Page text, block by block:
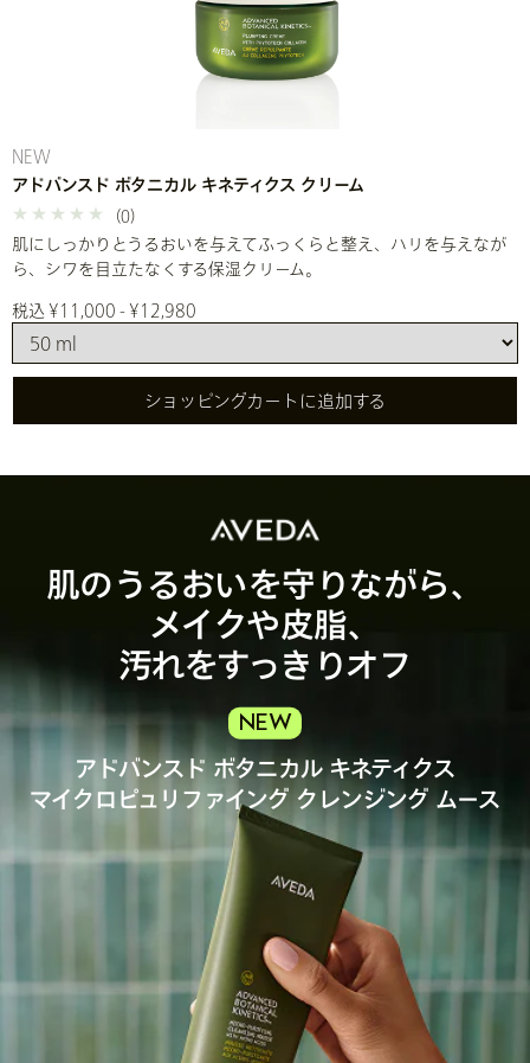
NEW
アドバンスド ボタニカル キネティクス クリーム
(0)
肌にしっかりとうるおいを与えてふっくらと整え、ハリを与えなが
ら、シワを目立たなくする保湿クリーム。
税込 ¥11,000 - ¥12,980
ショッピングカートに追加する
肌のうるおいを守りながら、
メイクや皮脂、
汚れをすっきりオフ
NEW
アドバンスド ボタニカル キネティクス
マイクロピュリファイング クレンジング ムース